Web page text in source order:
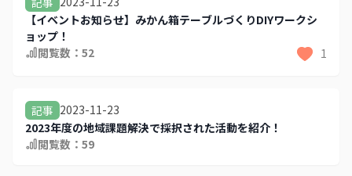
【イベントお知らせ】みかん箱テーブルづくりDIYワークシ
ョップ！
閲覧数： 52 1
記事 2023-11-23
2023年度の地域課題解決で採択された活動を紹介！
閲覧数： 59